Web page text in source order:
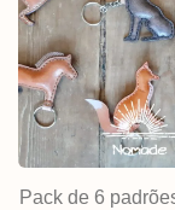
Pack de 6